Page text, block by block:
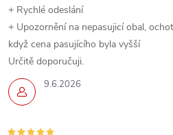
9.6.2026
+ Rychlé odeslání
+ Upozornění na nepasujicí obal,
když cena pasujícího byla vyšší
Určitě doporučuji.